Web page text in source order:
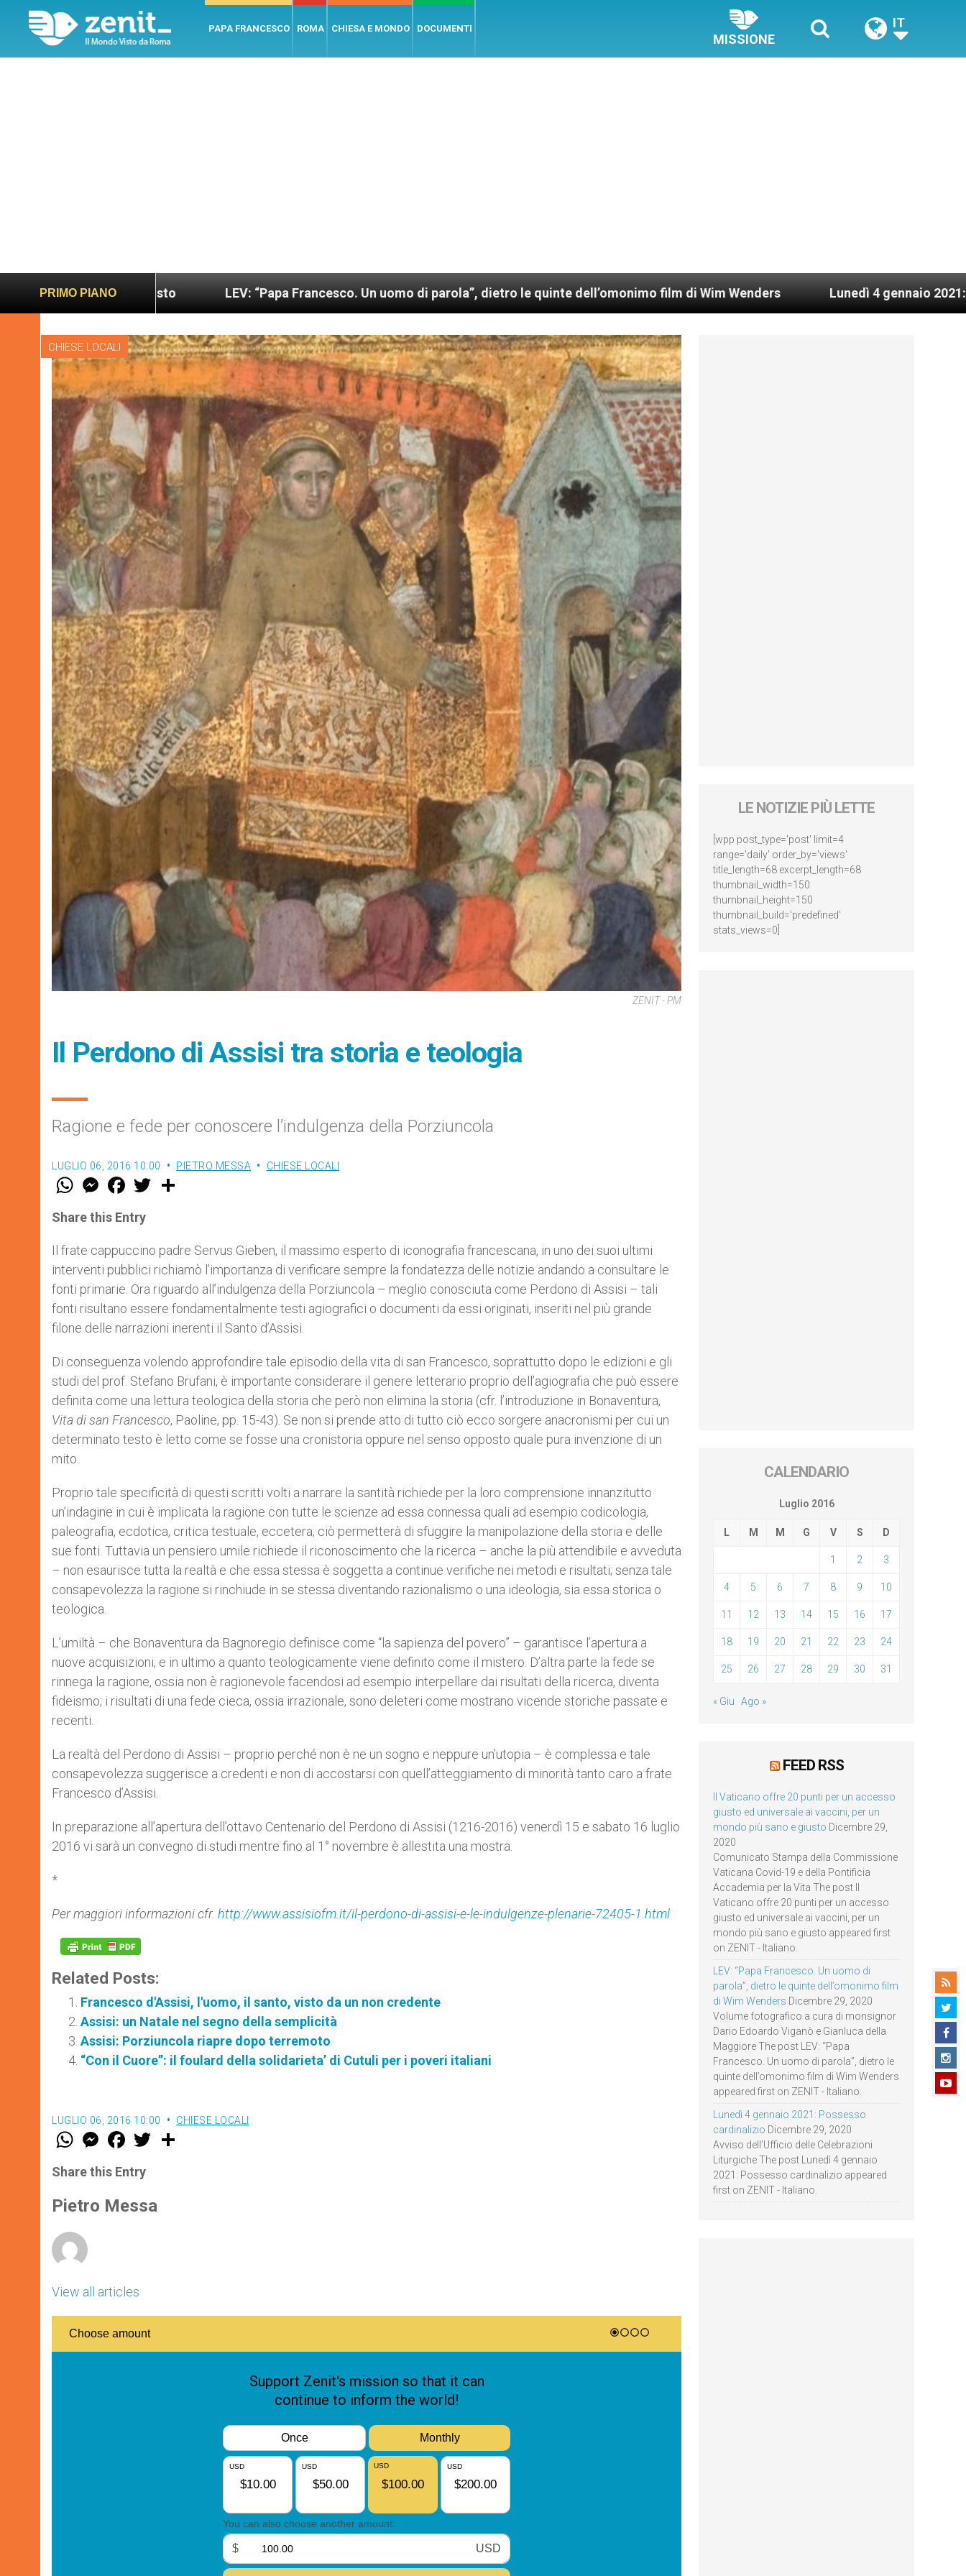
PAPA FRANCESCO ROMA CHIESA E MONDO DOCUMENTI
MISSIONE
IT
PRIMO PIANO
e giusto LEV: “Papa Francesco. Un uomo di parola”, dietro le quinte dell’omonimo film di Wim Wenders Lunedì 4 gennaio 2021: Possesso
CHIESE LOCALI
ZENIT - PM
Il Perdono di Assisi tra storia e teologia
Ragione e fede per conoscere l’indulgenza della Porziuncola
LUGLIO 06, 2016 10:00 PIETRO MESSA CHIESE LOCALI
W
t
s
p
p
M
e
s
e
g
e
r
F
a
e
b
o
k
w
r
Share this Entry
Il frate cappuccino padre Servus Gieben, il massimo esperto di iconografia francescana, in uno dei suoi ultimi
interventi pubblici richiamò l’importanza di verificare sempre la fondatezza delle notizie andando a consultare le
fonti primarie. Ora riguardo all’indulgenza della Porziuncola – meglio conosciuta come Perdono di Assisi – tali
fonti risultano essere fondamentalmente testi agiografici o documenti da essi originati, inseriti nel più grande
filone delle narrazioni inerenti il Santo d’Assisi.
Di conseguenza volendo approfondire tale episodio della vita di san Francesco, soprattutto dopo le edizioni e gli
studi del prof. Stefano Brufani, è importante considerare il genere letterario proprio dell’agiografia che può essere
definita come una lettura teologica della storia che però non elimina la storia (cfr. l’introduzione in Bonaventura,
Vita di san Francesco, Paoline, pp. 15-43). Se non si prende atto di tutto ciò ecco sorgere anacronismi per cui un
determinato testo è letto come se fosse una cronistoria oppure nel senso opposto quale pura invenzione di un
mito.
Proprio tale specificità di questi scritti volti a narrare la santità richiede per la loro comprensione innanzitutto
un’indagine in cui è implicata la ragione con tutte le scienze ad essa connessa quali ad esempio codicologia,
paleografia, ecdotica, critica testuale, eccetera; ciò permetterà di sfuggire la manipolazione della storia e delle
sue fonti. Tuttavia un pensiero umile richiede il riconoscimento che la ricerca – anche la più attendibile e avveduta
– non esaurisce tutta la realtà e che essa stessa è soggetta a continue verifiche nei metodi e risultati; senza tale
consapevolezza la ragione si rinchiude in se stessa diventando razionalismo o una ideologia, sia essa storica o
teologica.
L’umiltà – che Bonaventura da Bagnoregio definisce come “la sapienza del povero” – garantisce l’apertura a
nuove acquisizioni, e in ultimo a quanto teologicamente viene definito come il mistero. D’altra parte la fede se
rinnega la ragione, ossia non è ragionevole facendosi ad esempio interpellare dai risultati della ricerca, diventa
fideismo; i risultati di una fede cieca, ossia irrazionale, sono deleteri come mostrano vicende storiche passate e
recenti.
La realtà del Perdono di Assisi – proprio perché non è ne un sogno e neppure un’utopia – è complessa e tale
consapevolezza suggerisce a credenti e non di accostarsi con quell’atteggiamento di minorità tanto caro a frate
Francesco d’Assisi.
In preparazione all’apertura dell’ottavo Centenario del Perdono di Assisi (1216-2016) venerdì 15 e sabato 16 luglio
2016 vi sarà un convegno di studi mentre fino al 1° novembre è allestita una mostra.
*
Per maggiori informazioni cfr. http://www.assisiofm.it/il-perdono-di-assisi-e-le-indulgenze-plenarie-72405-1.html
Related Posts:
Francesco d'Assisi, l'uomo, il santo, visto da un non credente
Assisi: un Natale nel segno della semplicità
Assisi: Porziuncola riapre dopo terremoto
“Con il Cuore”: il foulard della solidarieta’ di Cutuli per i poveri italiani
LUGLIO 06, 2016 10:00 CHIESE LOCALI
W
t
s
p
p
M
e
s
e
g
e
F
a
e
b
o
k
w
r
Share this Entry
Pietro Messa
View all articles
LE NOTIZIE PIÙ LETTE
[wpp post_type='post' limit=4
range='daily' order_by='views'
title_length=68 excerpt_length=68
thumbnail_width=150
thumbnail_height=150
thumbnail_build='predefined'
stats_views=0]
CALENDARIO
Luglio 2016
L M M G V S D
1 2 3
4 5 6 7 8 9 10
11 12 13 14 15 16 17
18 19 20 21 22 23 24
25 26 27 28 29 30 31
« Giu Ago »
FEED RSS
Il Vaticano offre 20 punti per un accesso
giusto ed universale ai vaccini, per un
mondo più sano e giusto Dicembre 29,
2020
Comunicato Stampa della Commissione
Vaticana Covid-19 e della Pontificia
Accademia per la Vita The post Il
Vaticano offre 20 punti per un accesso
giusto ed universale ai vaccini, per un
mondo più sano e giusto appeared first
on ZENIT - Italiano.
LEV: “Papa Francesco. Un uomo di
parola”, dietro le quinte dell’omonimo film
di Wim Wenders Dicembre 29, 2020
Volume fotografico a cura di monsignor
Dario Edoardo Viganò e Gianluca della
Maggiore The post LEV: “Papa
Francesco. Un uomo di parola”, dietro le
quinte dell’omonimo film di Wim Wenders
appeared first on ZENIT - Italiano.
Lunedì 4 gennaio 2021: Possesso
cardinalizio Dicembre 29, 2020
Avviso dell’Ufficio delle Celebrazioni
Liturgiche The post Lunedì 4 gennaio
2021: Possesso cardinalizio appeared
first on ZENIT - Italiano.